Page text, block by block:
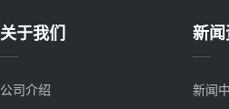
关于我们
公司介绍
新闻
新闻